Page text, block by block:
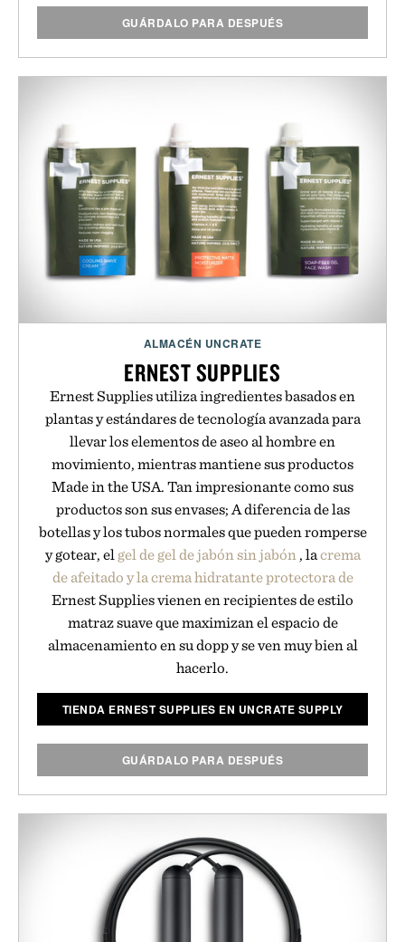
GUÁRDALO PARA DESPUÉS
ALMACÉN UNCRATE
ERNEST SUPPLIES
Ernest Supplies utiliza ingredientes basados en
plantas y estándares de tecnología avanzada para
llevar los elementos de aseo al hombre en
movimiento, mientras mantiene sus productos
Made in the USA. Tan impresionante como sus
productos son sus envases; A diferencia de las
botellas y los tubos normales que pueden romperse
y gotear, el gel de gel de jabón sin jabón , lacrema
de afeitado y la crema hidratante protectora de
Ernest Supplies vienen en recipientes de estilo
matraz suave que maximizan el espacio de
almacenamiento en su dopp y se ven muy bien al
hacerlo.
TIENDA ERNEST SUPPLIES EN UNCRATE SUPPLY
GUÁRDALO PARA DESPUÉS